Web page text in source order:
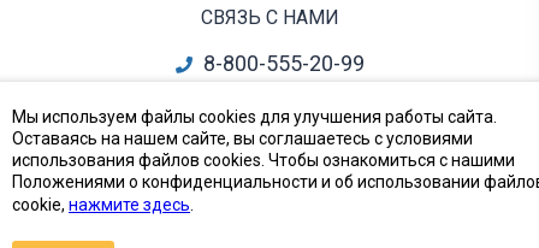
СВЯЗЬ С НАМИ
8-800-555-20-99
info@ipelectron.ru
все контакты
Приборы, Радиодетали и Электронные компоненты
Мы используем файлы cookies для улучшения работы сайта.
Оставаясь на нашем сайте, вы соглашаетесь с условиями
использования файлов cookies. Чтобы ознакомиться с нашими
Положениями о конфиденциальности и об использовании
cookie, нажмите здесь